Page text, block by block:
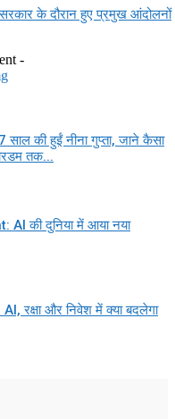
सरकार के दौरान हुए प्रमुख आंदोलनों
-
की हुईं नीना गुप्ता, जाने कैसा
तक...
AI की दुनिया में आया नया
रक्षा और निवेश में क्या बदलेगा